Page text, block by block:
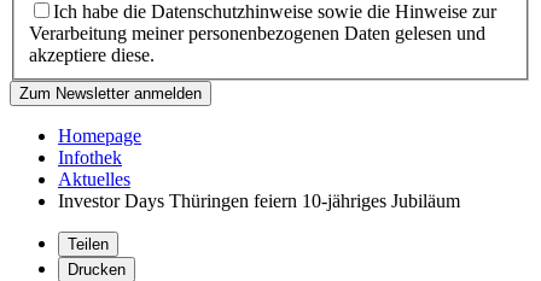
Ich habe die Datenschutzhinweise sowie die Hinweise zur
Verarbeitung meiner personenbezogenen Daten gelesen und
akzeptiere diese.
Zum Newsletter anmelden
Homepage
Infothek
Aktuelles
Investor Days Thüringen feiern 10-jähriges Jubiläum
Teilen
Drucken